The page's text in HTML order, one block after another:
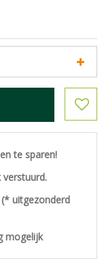
te sparen!
verstuurd.
uitgezonderd
mogelijk